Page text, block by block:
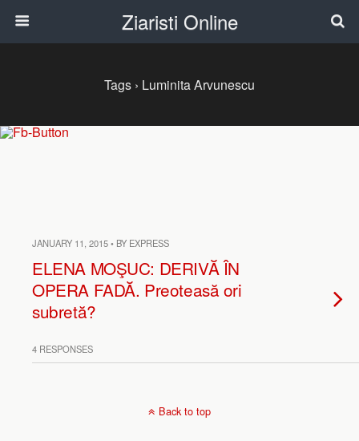
Ziaristi Online
Tags › Luminita Arvunescu
JANUARY 11, 2015 • BY EXPRESS
ELENA MOŞUC: DERIVĂ ÎN
OPERA FADĂ. Preoteasă ori
subretă?
4 RESPONSES
Back to top